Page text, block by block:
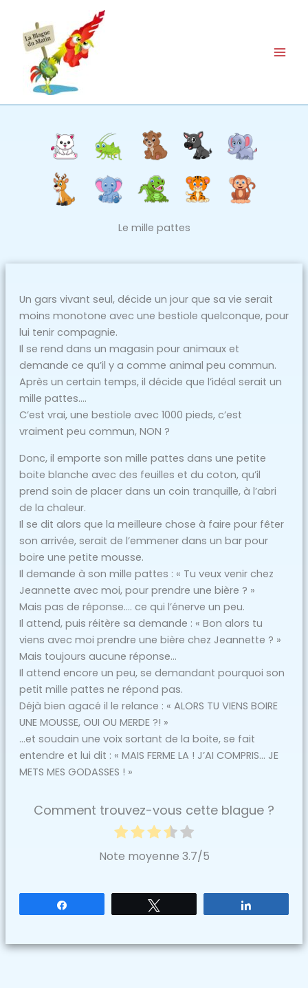
contenu
Le mille pattes
Un gars vivant seul, décide un jour que sa vie serait
moins monotone avec une bestiole quelconque, pour
lui tenir compagnie.
Il se rend dans un magasin pour animaux et
demande ce qu’il y a comme animal peu commun.
Après un certain temps, il décide que l’idéal serait un
mille pattes….
C’est vrai, une bestiole avec 1000 pieds, c’est
vraiment peu commun, NON ?
Donc, il emporte son mille pattes dans une petite
boite blanche avec des feuilles et du coton, qu’il
prend soin de placer dans un coin tranquille, à l’abri
de la chaleur.
Il se dit alors que la meilleure chose à faire pour fêter
son arrivée, serait de l’emmener dans un bar pour
boire une petite mousse.
Il demande à son mille pattes : « Tu veux venir chez
Jeannette avec moi, pour prendre une bière ? »
Mais pas de réponse…. ce qui l’énerve un peu.
Il attend, puis réitère sa demande : « Bon alors tu
viens avec moi prendre une bière chez Jeannette ? »
Mais toujours aucune réponse…
Il attend encore un peu, se demandant pourquoi son
petit mille pattes ne répond pas.
Déjà bien agacé il le relance : « ALORS TU VIENS BOIRE
UNE MOUSSE, OUI OU MERDE ?! »
…et soudain une voix sortant de la boite, se fait
entendre et lui dit : « MAIS FERME LA ! J’AI COMPRIS… JE
METS MES GODASSES ! »
Comment trouvez-vous cette blague ?
Note moyenne 3.7/5